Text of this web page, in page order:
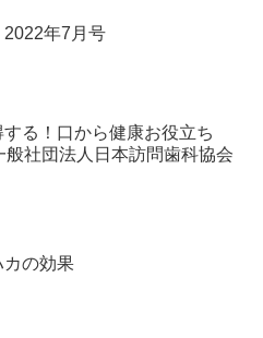
年7月号
る！口から健康お役立ち
般社団法人日本訪問歯科協会￼
カの効果